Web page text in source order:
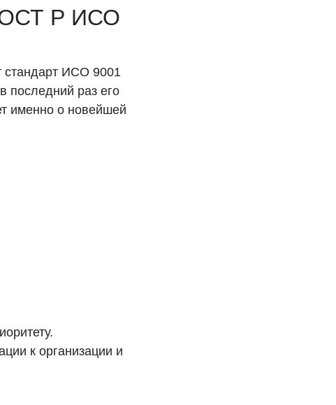
Р ИСО
стандарт ИСО 9001
последний раз его
именно о новейшей
к организации и